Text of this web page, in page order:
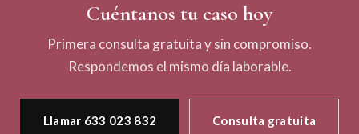
Cuéntanos tu caso hoy
Primera consulta gratuita y sin compromiso.
Respondemos el mismo día laborable.
Llamar 633 023 832 Consulta gratuita